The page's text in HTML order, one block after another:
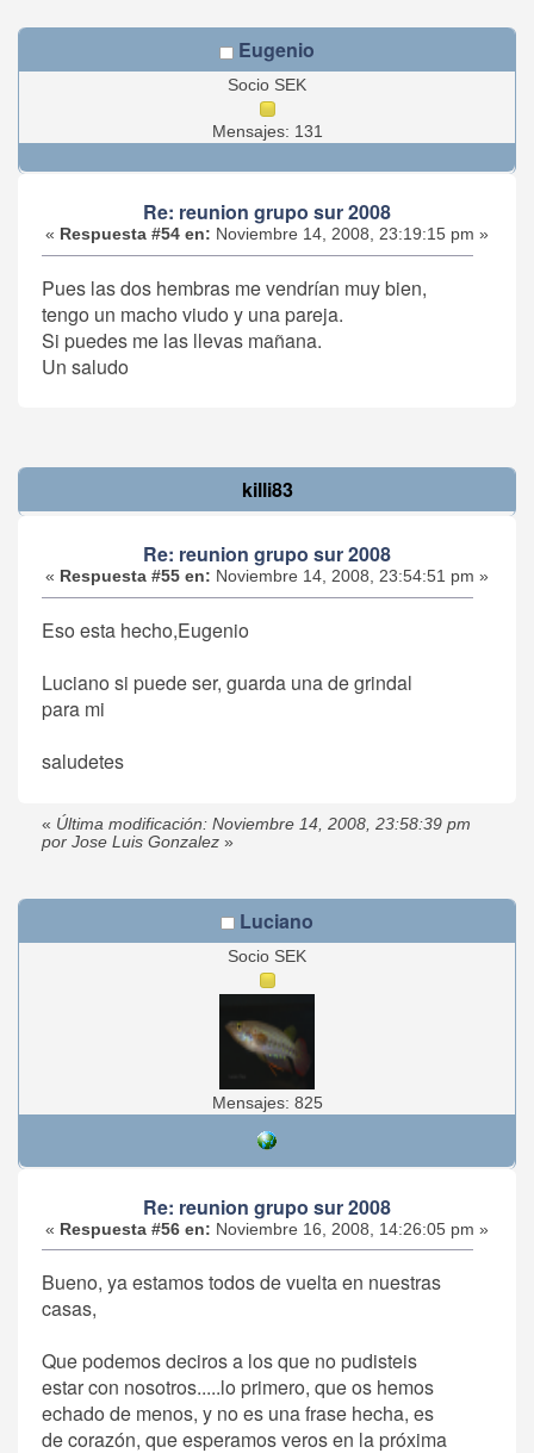
Eugenio
Socio SEK
Mensajes: 131
Re: reunion grupo sur 2008
« Respuesta #54 en: Noviembre 14, 2008, 23:19:15 pm »
Pues las dos hembras me vendrían muy bien,
tengo un macho viudo y una pareja.
Si puedes me las llevas mañana.
Un saludo
killi83
Re: reunion grupo sur 2008
« Respuesta #55 en: Noviembre 14, 2008, 23:54:51 pm »
Eso esta hecho,Eugenio
Luciano si puede ser, guarda una de grindal
para mi
saludetes
« Última modificación: Noviembre 14, 2008, 23:58:39 pm
por Jose Luis Gonzalez »
Luciano
Socio SEK
Mensajes: 825
Re: reunion grupo sur 2008
« Respuesta #56 en: Noviembre 16, 2008, 14:26:05 pm »
Bueno, ya estamos todos de vuelta en nuestras
casas,
Que podemos deciros a los que no pudisteis
estar con nosotros.....lo primero, que os hemos
echado de menos, y no es una frase hecha, es
de corazón, que esperamos veros en la próxima